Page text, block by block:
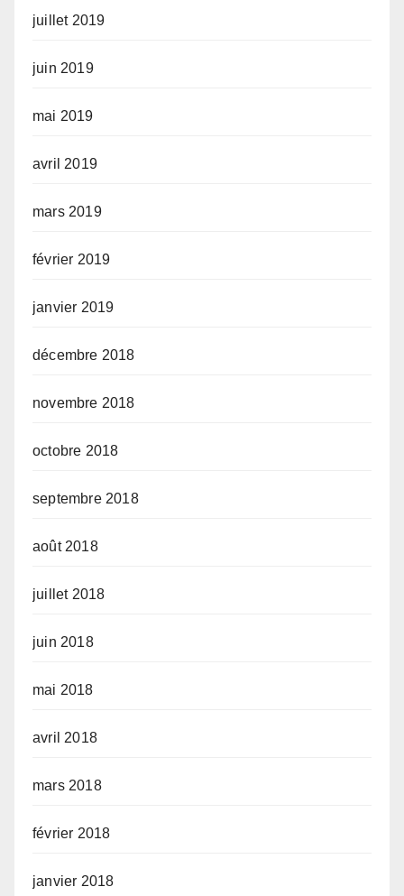
juillet 2019
juin 2019
mai 2019
avril 2019
mars 2019
février 2019
janvier 2019
décembre 2018
novembre 2018
octobre 2018
septembre 2018
août 2018
juillet 2018
juin 2018
mai 2018
avril 2018
mars 2018
février 2018
janvier 2018